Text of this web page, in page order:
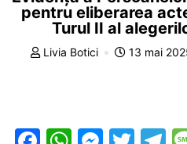
pentru eliberarea
Turul II al
Livia Botici 13 mai